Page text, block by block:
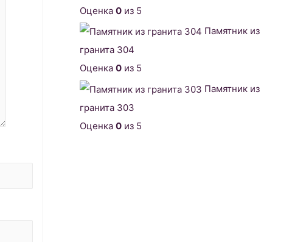
Оценка 0 из 5
Памятник из
гранита 304
Оценка 0 из 5
Памятник из
гранита 303
Оценка 0 из 5